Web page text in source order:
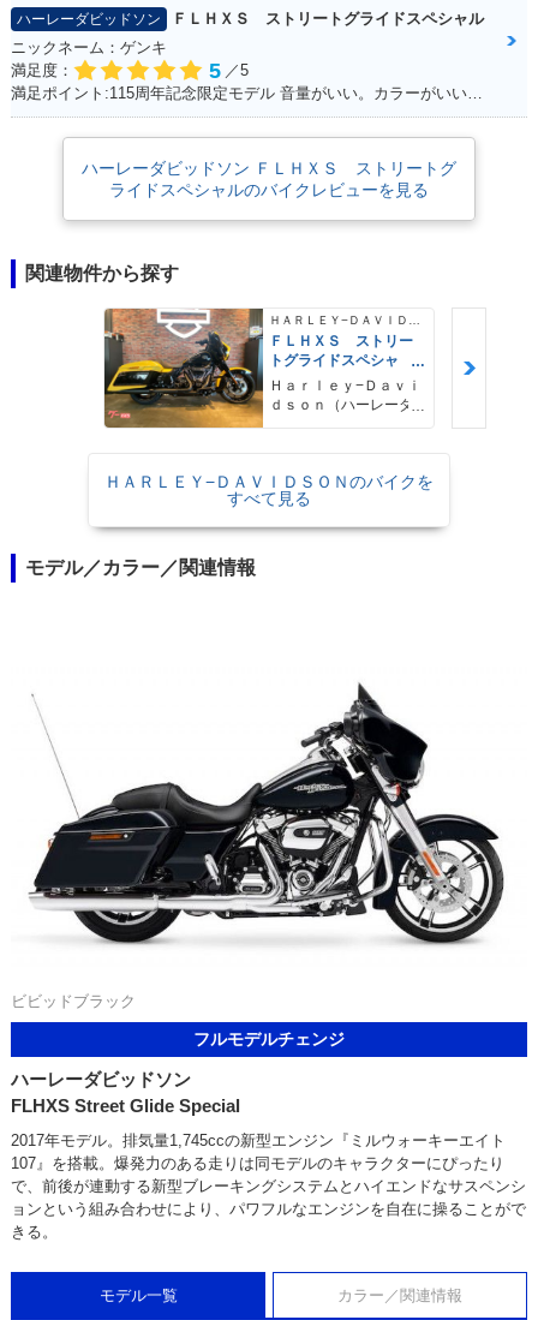
ハーレーダビッドソン
ＦＬＨＸＳ ストリートグライドスペシャル
ニックネーム：ゲンキ
満足度：
5 ／5
満足ポイント:115周年記念限定モデル 音量がいい。カラーがいい！カムを交換している。音が良くなった。 外観をいじってカスタムしていきたい。
ハーレーダビッドソン ＦＬＨＸＳ ストリートグ
ライドスペシャルのバイクレビューを見る
関連物件から探す
ＦＬＨＸＳ ストリー
トグライドスペシャ
ル ＡＢＳ クルーズ
コントロール セキュ
リティーシステム標準
Ｈａｒｌｅｙ−Ｄａｖｉ
ｄｓｏｎ（ハーレーダ
ＨＡＲＬＥＹ−ＤＡＶＩＤＳＯＮのバイクを
すべて見る
モデル／カラー／関連情報
ビビッドブラック
フルモデルチェンジ
ハーレーダビッドソン
FLHXS Street Glide Special
2017年モデル。排気量1,745ccの新型エンジン『ミルウォーキーエイト
107』を搭載。爆発力のある走りは同モデルのキャラクターにぴったり
で、前後が連動する新型ブレーキングシステムとハイエンドなサスペンシ
ョンという組み合わせにより、パワフルなエンジンを自在に操ることがで
きる。
モデル一覧 カラー／関連情報